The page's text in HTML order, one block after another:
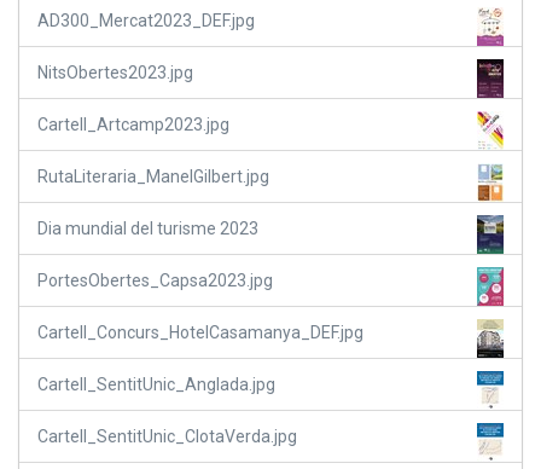
AD300_Mercat2023_DEF.jpg
NitsObertes2023.jpg
Cartell_Artcamp2023.jpg
RutaLiteraria_ManelGilbert.jpg
Dia mundial del turisme 2023
PortesObertes_Capsa2023.jpg
Cartell_Concurs_HotelCasamanya_DEF.jpg
Cartell_SentitUnic_Anglada.jpg
Cartell_SentitUnic_ClotaVerda.jpg